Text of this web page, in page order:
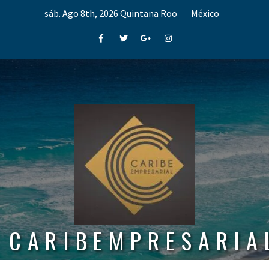
sáb. Ago 8th, 2026 Quintana Roo México
FacebookTwitterGoogle+Instagram